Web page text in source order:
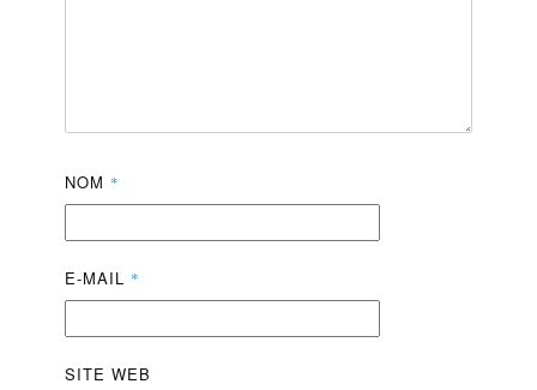
NOM *
E-MAIL *
SITE WEB